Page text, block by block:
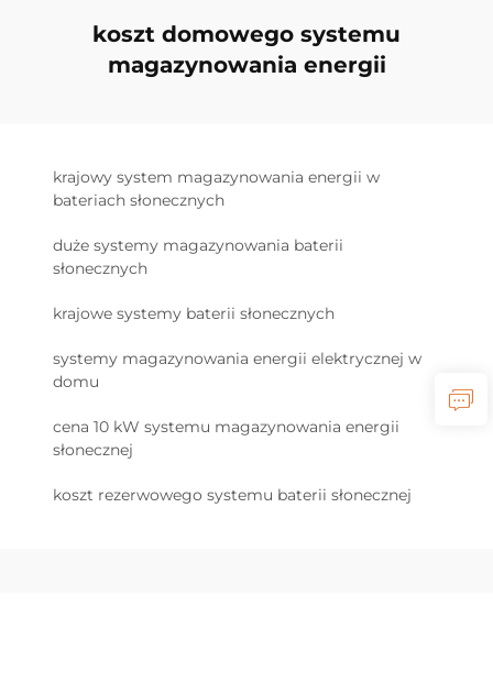
koszt domowego systemu
magazynowania energii
krajowy system magazynowania energii w
bateriach słonecznych
duże systemy magazynowania baterii
słonecznych
krajowe systemy baterii słonecznych
systemy magazynowania energii elektrycznej w
domu
cena 10 kW systemu magazynowania energii
słonecznej
koszt rezerwowego systemu baterii słonecznej